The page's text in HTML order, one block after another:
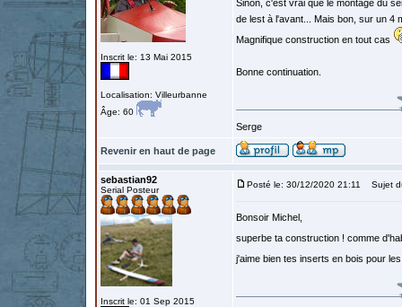
Inscrit le: 13 Mai 2015
Localisation: Villeurbanne
Âge: 60
Sinon, c'est vrai que le montage du
de lest à l'avant... Mais bon, sur un 4
Magnifique construction en tout cas
Bonne continuation.
Serge
Revenir en haut de page
sebastian92
Serial Posteur
Inscrit le: 01 Sep 2015
Posté le: 30/12/2020 21:11 Sujet
Bonsoir Michel,
superbe ta construction ! comme
j'aime bien tes inserts en bois pour